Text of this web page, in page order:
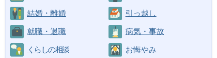
結婚・離婚 引っ越し
就職・退職 病気・事故
くらしの相談 お悔やみ